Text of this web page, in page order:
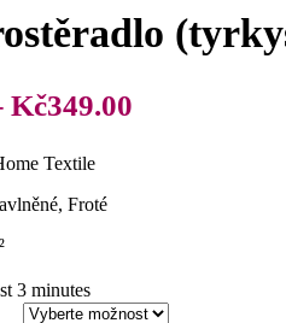
Kč349.00
Textile
Froté
3 minutes